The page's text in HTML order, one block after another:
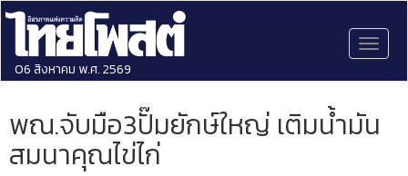
06 สิงหาคม พ.ศ. 2569
พณ.จับมือ3ปั๊มยักษ์ใหญ่ เติมน้ำมัน
สมนาคุณไข่ไก่